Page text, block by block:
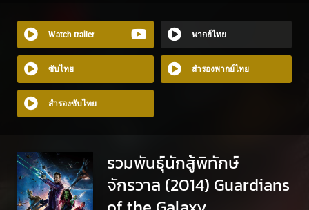
Watch trailer พากย์ไทย
ซับไทย สำรองพากย์ไทย
สำรองซับไทย
รวมพันธุ์นักสู้พิทักษ์
จักรวาล (2014) Guardians